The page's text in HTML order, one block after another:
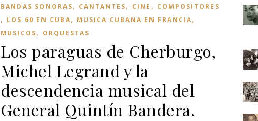
BANDAS SONORAS, CANTANTES, CINE , COMPOSITORES
, LOS 60 EN CUBA, MUSICA CUBANA EN FRANCIA,
MUSICOS, ORQUESTAS
Los paraguas de Cherburgo,
Michel Legrand y la
descendencia musical del
General Quintín Bandera.